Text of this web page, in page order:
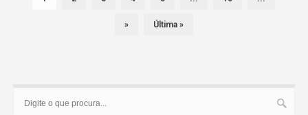
» Última »